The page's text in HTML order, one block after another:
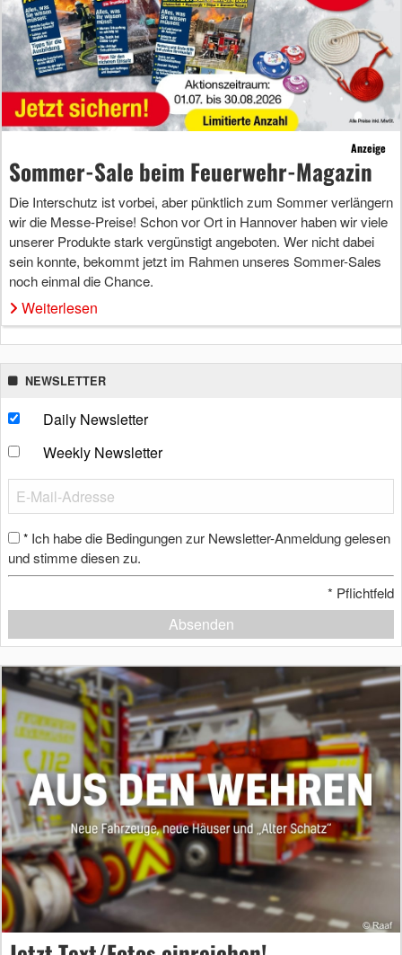
Anzeige
Sommer-Sale beim Feuerwehr-Magazin
Die Interschutz ist vorbei, aber pünktlich zum Sommer verlängern
wir die Messe-Preise! Schon vor Ort in Hannover haben wir viele
unserer Produkte stark vergünstigt angeboten. Wer nicht dabei
sein konnte, bekommt jetzt im Rahmen unseres Sommer-Sales
noch einmal die Chance.
Weiterlesen
NEWSLETTER
Daily Newsletter
Weekly Newsletter
* Ich habe die Bedingungen zur Newsletter-Anmeldung gelesen
und stimme diesen zu.
* Pflichtfeld
Absenden